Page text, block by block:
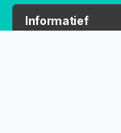
Informatief